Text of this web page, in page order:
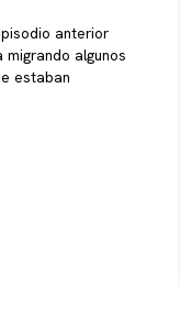
anterior
algunos
estaban